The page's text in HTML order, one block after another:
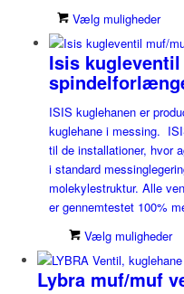
Vælg muligheder
Isis
ISIS kuglehanen er
kuglehane i messing.
til de installationer, hvor
i standard
molekylestruktur. Alle
er gennemtestet 100%
Vælg muligheder
Lybra muf/muf